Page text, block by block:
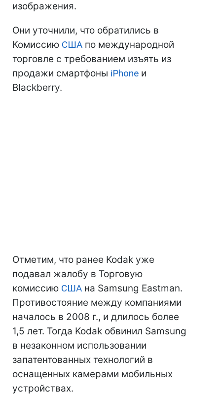
изображения.
Они уточнили, что обратились в
Комиссию США по международной
торговле с требованием изъять из
продажи смартфоны iPhone и
Blackberry.
Отметим, что ранее Kodak уже
подавал жалобу в Торговую
комиссию США на Samsung Eastman.
Противостояние между компаниями
началось в 2008 г., и длилось более
1,5 лет. Тогда Kodak обвинил Samsung
в незаконном использовании
запатентованных технологий в
оснащенных камерами мобильных
устройствах.